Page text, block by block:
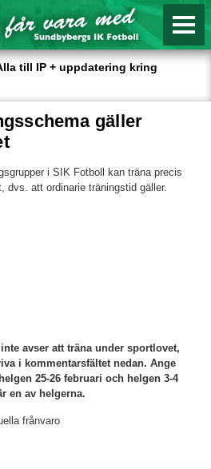
till IP + uppdatering kring
gäller
i SIK Fotboll kan träna precis
dvs. att ordinarie träningstid gäller.
avser att träna under sportlovet,
i kommentarsfältet nedan. Ange
25-26 februari och helgen 3-4
en av helgerna.
frånvaro